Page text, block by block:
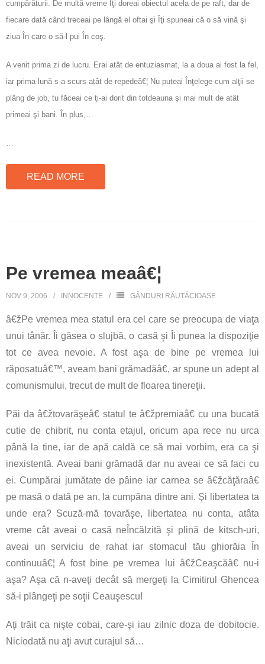
cumpărăturii. De multă vreme Îţi doreai obiectul acela de pe raft, dar de
fiecare dată când treceai pe lângă el oftai şi Îţi spuneai că o să vină şi
ziua În care o să-l pui În coş.
A venit prima zi de lucru. Erai atât de entuziasmat, la a doua ai fost la fel,
iar prima lună s-a scurs atât de repedeâ€¦ Nu puteai Înţelege cum alţii se
plâng de job, tu făceai ce ţi-ai dorit din totdeauna şi mai mult de atât
primeai şi bani. În plus,…
…
READ MORE
Pe vremea meaâ€¦
NOV 9, 2006 INNOCENTE GÂNDURI RĂUTĂCIOASE
â€žPe vremea mea statul era cel care se preocupa de viaţa
unui tânăr. Îi găsea o slujbă, o casă şi Îi punea la dispoziţie
tot ce avea nevoie. A fost aşa de bine pe vremea lui
răposatuâ€™, aveam bani grămadăâ€, ar spune un adept al
comunismului, trecut de mult de floarea tinereţii.
Păi da â€žtovarăşeâ€ statul te â€žpremiaâ€ cu una bucată
cutie de chibrit, nu conta etajul, oricum apa rece nu urca
până la tine, iar de apă caldă ce să mai vorbim, era ca şi
inexistentă. Aveai bani grămadă dar nu aveai ce să faci cu
ei. Cumpărai jumătate de pâine iar carnea se â€žcăţăraâ€
pe masă o dată pe an, la cumpăna dintre ani. Şi libertatea ta
unde era? Scuză-mă tovarăşe, libertatea nu conta, atâta
vreme cât aveai o casă neÎncălzită şi plină de kitsch-uri,
aveai un serviciu de rahat iar stomacul tău ghiorăia În
continuuâ€¦ A fost bine pe vremea lui â€žCeaşcăâ€ nu-i
aşa? Aşa că n-aveţi decât să mergeţi la Cimitirul Ghencea
să-i plângeţi pe soţii Ceauşescu!
Aţi trăit ca nişte cobai, care-şi iau zilnic doza de dobitocie.
Niciodată nu aţi avut curajul să…